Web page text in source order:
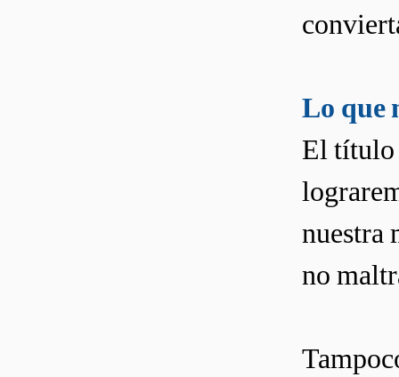
Lo que
El título
nuestra
no